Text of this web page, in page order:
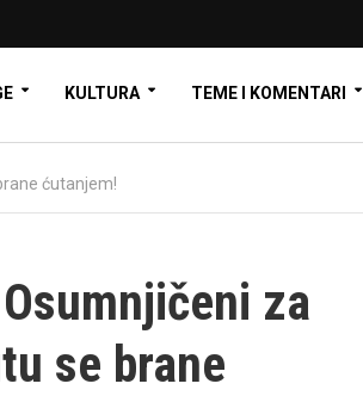
KULTURA TEME I KOMENTARI
ćutanjem!
za
se brane